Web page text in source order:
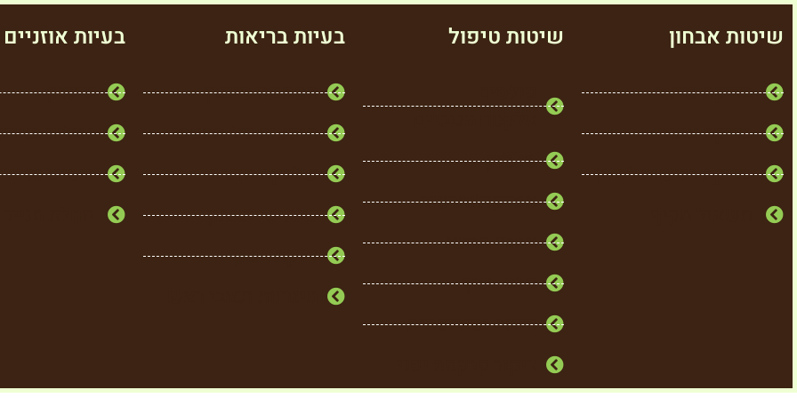
שיטות אבחון
בדיקת שיער
בדיקת צואה
בדיקת רגישות למזון
שיטות טיפול
סו ג'וק
אוריקולותרפיה
צמחי מרפא
פרחי באך
תזונה נטורופתית
בעיות בריאות
תסמונת סיוגרן
תופעות גיל המעבר
שלבקת חוגרת
כאבי גב תחתון
דלקת בכתף
בעיות אוזניים
טינטון
נוזלים
ורטיגו